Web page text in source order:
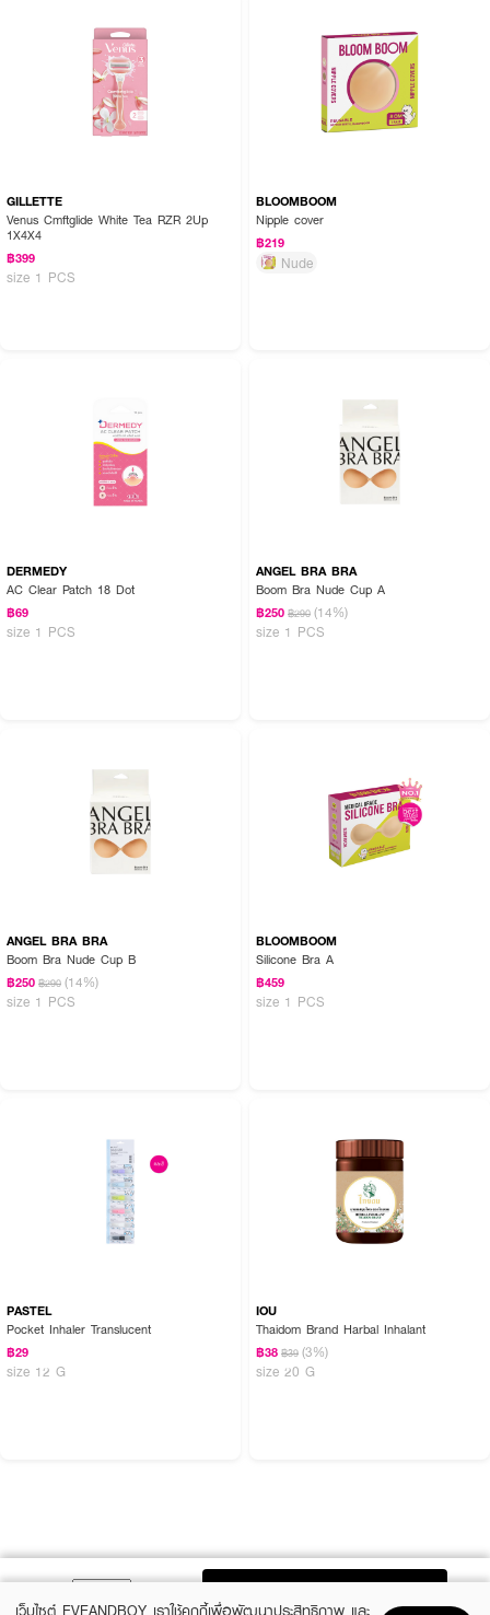
GILLETTE
Venus Cmftglide White Tea RZR 2Up
1X4X4
฿399
size 1 PCS
BLOOMBOOM
Nipple cover
฿219
Nude
DERMEDY
AC Clear Patch 18 Dot
฿69
size 1 PCS
ANGEL BRA BRA
Boom Bra Nude Cup A
฿250 ฿290 (14%)
size 1 PCS
ANGEL BRA BRA
Boom Bra Nude Cup B
฿250 ฿290 (14%)
size 1 PCS
BLOOMBOOM
Silicone Bra A
฿459
size 1 PCS
PASTEL
Pocket Inhaler Translucent
฿29
size 12 G
IOU
Thaidom Brand Harbal Inhalant
฿38 ฿39 (3%)
size 20 G
เว็บไซต์ EVEANDBOY เราใช้คุกกี้เพื่อพัฒนาประสิทธิภาพ และ